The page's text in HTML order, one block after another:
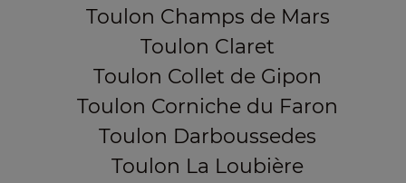
Toulon Champs de Mars
Toulon Claret
Toulon Collet de Gipon
Toulon Corniche du Faron
Toulon Darboussedes
Toulon La Loubière